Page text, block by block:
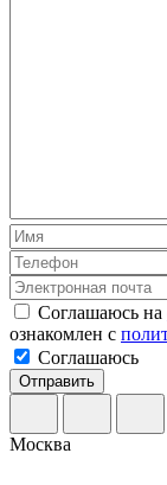
Соглашаюсь на
ознакомлен с
Соглашаюсь
Отправить
Москва